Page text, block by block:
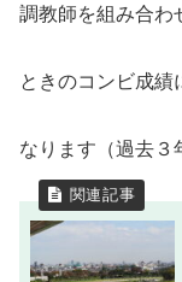
調教師を組み合わ
ときのコンビ成績
なります（過去３